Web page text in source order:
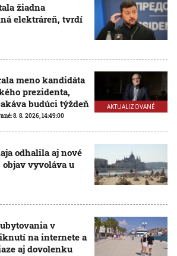
žiadna
elektráreň, tvrdí
AKTUALIZOVANÉ
meno kandidáta
prezidenta,
budúci týždeň
8. 8. 2026, 14:49:00
odhalila aj nové
vyvoláva u
v
na internete a
aj dovolenku